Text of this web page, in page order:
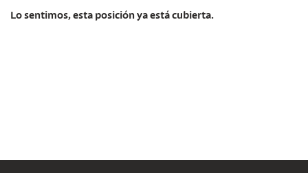
Lo sentimos, esta posición ya está cubierta.